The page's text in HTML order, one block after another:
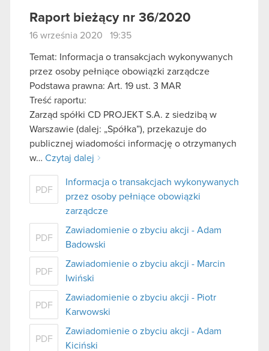
Raport bieżący nr 36/2020
16 września 2020 19:35
Temat: Informacja o transakcjach wykonywanych
przez osoby pełniące obowiązki zarządcze
Podstawa prawna: Art. 19 ust. 3 MAR
Treść raportu:
Zarząd spółki CD PROJEKT S.A. z siedzibą w
Warszawie (dalej: „Spółka”), przekazuje do
publicznej wiadomości informację o otrzymanych
w… Czytaj dalej
PDF
Informacja o transakcjach wykonywanych
przez osoby pełniące obowiązki
zarządcze
PDF
Zawiadomienie o zbyciu akcji - Adam
Badowski
PDF
Zawiadomienie o zbyciu akcji - Marcin
Iwiński
PDF
Zawiadomienie o zbyciu akcji - Piotr
Karwowski
PDF
Zawiadomienie o zbyciu akcji - Adam
Kiciński